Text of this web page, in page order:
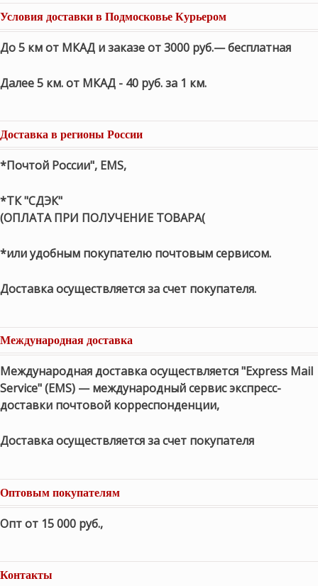
Условия доставки в Подмосковье Курьером
До 5 км от МКАД и заказе от 3000 руб.— бесплатная
Далее 5 км. от МКАД - 40 руб. за 1 км.
Доставка в регионы России
*Почтой России", EMS,
*ТК "СДЭК"
(ОПЛАТА ПРИ ПОЛУЧЕНИЕ ТОВАРА(
*или удобным покупателю почтовым сервисом.
Доставка осуществляется за счет покупателя.
Международная доставка
Международная доставка осуществляется "Express Mail
Service" (EMS) — международный сервис экспресс-
доставки почтовой корреспонденции,
Доставка осуществляется за счет покупателя
Оптовым покупателям
Опт от 15 000 руб.,
Контакты